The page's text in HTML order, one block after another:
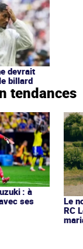
devrait
billard
tendances
: à
ses
Le
RC